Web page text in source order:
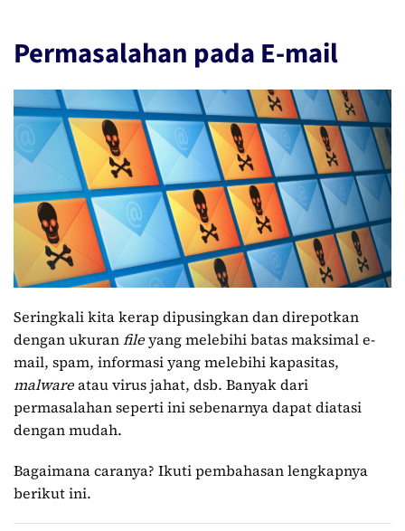
Permasalahan pada E-mail
Seringkali kita kerap dipusingkan dan direpotkan
dengan ukuranfileyang melebihi batas maksimal e-
mail, spam, informasi yang melebihi kapasitas,
malwareatau virus jahat, dsb. Banyak dari
permasalahan seperti ini sebenarnya dapat diatasi
dengan mudah.
Bagaimana caranya? Ikuti pembahasan lengkapnya
berikut ini.